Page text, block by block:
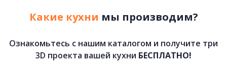
Какие кухни мы производим?
Ознакомьтесь с нашим каталогом и получите три
3D проекта вашей кухни БЕСПЛАТНО!